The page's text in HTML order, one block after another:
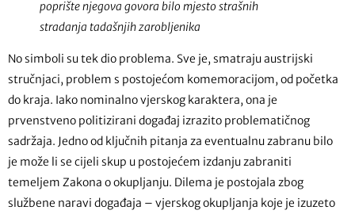
poprište njegova govora bilo mjesto strašnih
stradanja tadašnjih zarobljenika
No simboli su tek dio problema. Sve je, smatraju austrijski
stručnjaci, problem s postojećom komemoracijom, od početka
do kraja. Iako nominalno vjerskog karaktera, ona je
prvenstveno politizirani događaj izrazito problematičnog
sadržaja. Jedno od ključnih pitanja za eventualnu zabranu bilo
je može li se cijeli skup u postojećem izdanju zabraniti
temeljem Zakona o okupljanju. Dilema je postojala zbog
službene naravi događaja – vjerskog okupljanja koje je izuzeto